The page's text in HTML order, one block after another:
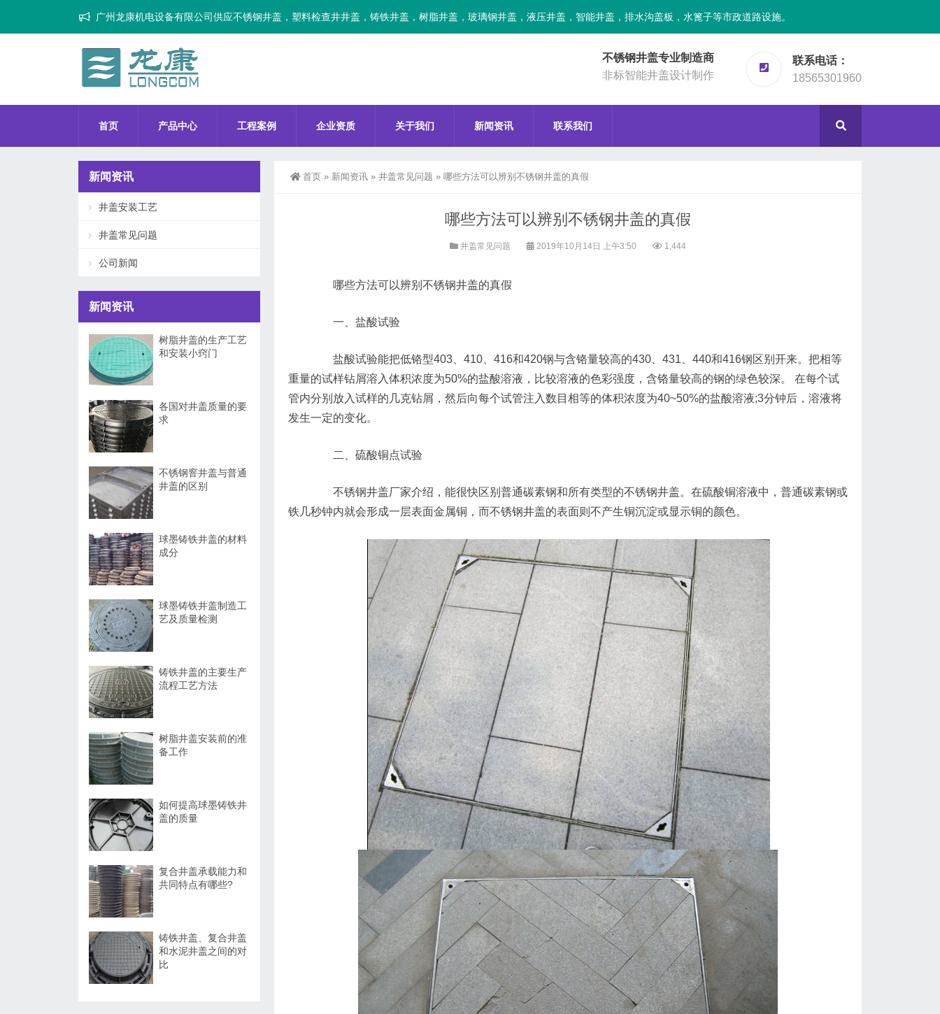
广州龙康机电设备有限公司供应不锈钢井盖，塑料检查井井盖，铸铁井盖，树脂井盖，玻璃钢井盖，液压井盖，智能井盖，排水沟盖板，水篦子等市政道路设施。
不锈钢井盖专业制造商
非标智能井盖设计制作
联系电话：
18565301960
首页 产品中心 工程案例 企业资质 关于我们 新闻资讯 联系我们
首页 » 新闻资讯 » 井盖常见问题 » 哪些方法可以辨别不锈钢井盖的真假
哪些方法可以辨别不锈钢井盖的真假
井盖常见问题 2019年10月14日 上午3:50 1,444
哪些方法可以辨别不锈钢井盖的真假
一、盐酸试验
盐酸试验能把低铬型403、410、416和420钢与含铬量较高的430、431、440和416钢区别开来。把相等
重量的试样钻屑溶入体积浓度为50%的盐酸溶液，比较溶液的色彩强度，含铬量较高的钢的绿色较深。 在每个试
管内分别放入试样的几克钻屑，然后向每个试管注入数目相等的体积浓度为40~50%的盐酸溶液;3分钟后，溶液将
发生一定的变化。
二、硫酸铜点试验
不锈钢井盖厂家介绍，能很快区别普通碳素钢和所有类型的不锈钢井盖。在硫酸铜溶液中，普通碳素钢或
铁几秒钟内就会形成一层表面金属铜，而不锈钢井盖的表面则不产生铜沉淀或显示铜的颜色。
新闻资讯
井盖安装工艺
井盖常见问题
公司新闻
新闻资讯
树脂井盖的生产工艺
和安装小窍门
各国对井盖质量的要
求
不锈钢窨井盖与普通
井盖的区别
球墨铸铁井盖的材料
成分
球墨铸铁井盖制造工
艺及质量检测
铸铁井盖的主要生产
流程工艺方法
树脂井盖安装前的准
备工作
如何提高球墨铸铁井
盖的质量
复合井盖承载能力和
共同特点有哪些?
铸铁井盖、复合井盖
和水泥井盖之间的对
比